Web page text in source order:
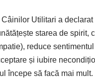
Utilitari a declarat
starea de spirit,
reduce
și iubire
începe să facă mai